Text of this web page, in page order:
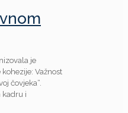
je
Važnost
čovjeka“.
kadru i